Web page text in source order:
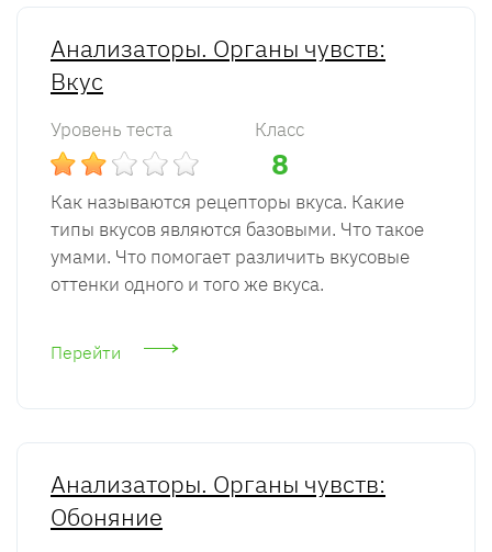
Анализаторы. Органы чувств:
Вкус
Уровень теста Класс
8
Как называются рецепторы вкуса. Какие
типы вкусов являются базовыми. Что такое
умами. Что помогает различить вкусовые
оттенки одного и того же вкуса.
Перейти
Анализаторы. Органы чувств:
Обоняние